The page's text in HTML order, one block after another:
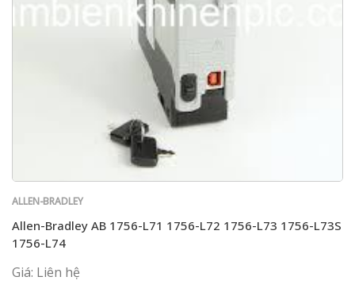
ALLEN-BRADLEY
Allen-Bradley AB 1756-L71 1756-L72 1756-L73 1756-L73S
1756-L74
Giá: Liên hệ